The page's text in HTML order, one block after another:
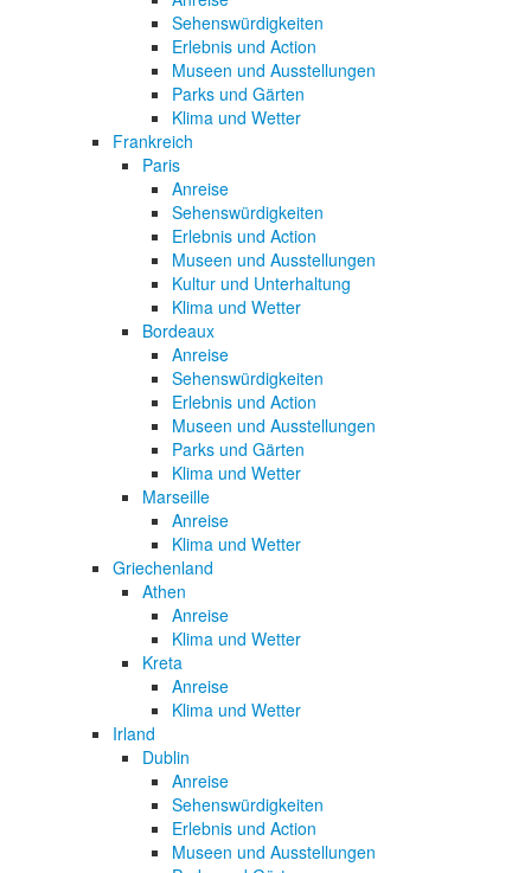
Sehenswürdigkeiten
Erlebnis und Action
Museen und Ausstellungen
Parks und Gärten
Klima und Wetter
Frankreich
Paris
Anreise
Sehenswürdigkeiten
Erlebnis und Action
Museen und Ausstellungen
Kultur und Unterhaltung
Klima und Wetter
Bordeaux
Anreise
Sehenswürdigkeiten
Erlebnis und Action
Museen und Ausstellungen
Parks und Gärten
Klima und Wetter
Marseille
Anreise
Klima und Wetter
Griechenland
Athen
Anreise
Klima und Wetter
Kreta
Anreise
Klima und Wetter
Irland
Dublin
Anreise
Sehenswürdigkeiten
Erlebnis und Action
Museen und Ausstellungen